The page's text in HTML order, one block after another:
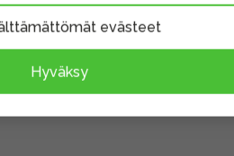
evästeet
Hyväksy